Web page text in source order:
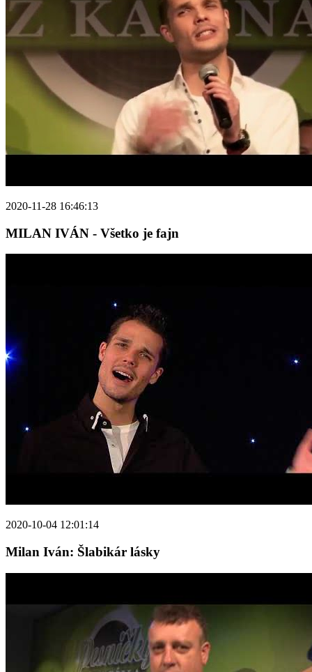
2020-11-28 16:46:13
MILAN IVÁN - Všetko je fajn
2020-10-04 12:01:14
Milan Iván: Šlabikár lásky